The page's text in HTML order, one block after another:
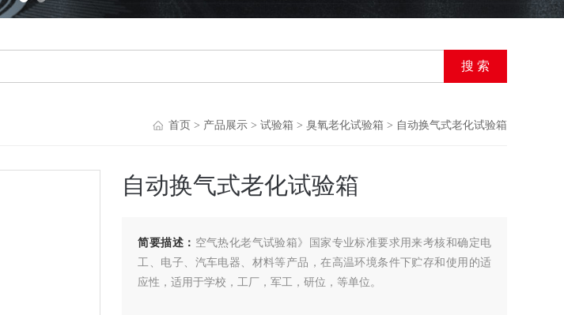
首页 > 产品展示 > 试验箱 > 臭氧老化试验箱 > 自动换气式老化试验箱
自动换气式老化试验箱
简要描述： 空气热化老气试验箱》国家专业标准要求用来考核和确定电
工、电子、汽车电器、材料等产品，在高温环境条件下贮存和使用的适
应性，适用于学校，工厂，军工，研位，等单位。